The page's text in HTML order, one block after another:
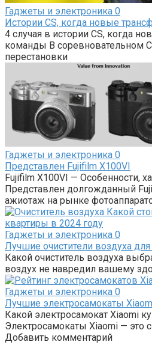
Гаджеты и электроника 0
Истории CS, когда новые
4 случая в истории CS, когда
команды В соревновательном
перестановки
Гаджеты и электроника 0
Представлен Fujifilm X100VI
Fujifilm X100VI — Особенности,
Представлен долгожданный
ажиотаж на рынке
Гаджеты и электроника 0
Лучшие очистители воздуха
Какой очиститель воздуха
воздух не навредил вашему
Гаджеты и электроника 0
Лучшие электросамокаты
Какой электросамокат Xiaomi
Электросамокаты Xiaomi — это
Добавить комментарий